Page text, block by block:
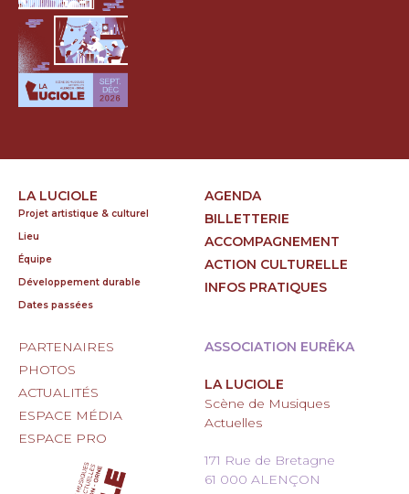
LA LUCIOLE
Projet artistique & culturel
Lieu
Équipe
Développement durable
Dates passées
AGENDA
BILLETTERIE
ACCOMPAGNEMENT
ACTION CULTURELLE
INFOS PRATIQUES
PARTENAIRES
PHOTOS
ACTUALITÉS
ESPACE MÉDIA
ESPACE PRO
ASSOCIATION EURÊKA
LA LUCIOLE
Scène de Musiques
Actuelles
171 Rue de Bretagne
61 000 ALENÇON